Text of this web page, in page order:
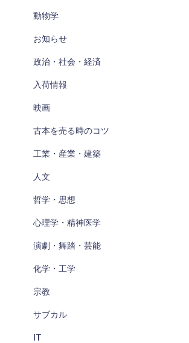
動物学
お知らせ
政治・社会・経済
入荷情報
映画
古本を売る時のコツ
工業・産業・建築
人文
哲学・思想
心理学・精神医学
演劇・舞踏・芸能
化学・工学
宗教
サブカル
IT